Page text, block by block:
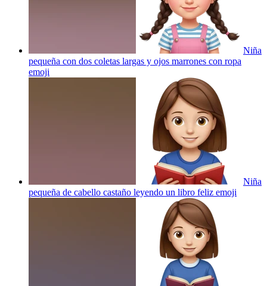
Niña
pequeña con dos coletas largas y ojos marrones con ropa
emoji
Niña
pequeña de cabello castaño leyendo un libro feliz emoji